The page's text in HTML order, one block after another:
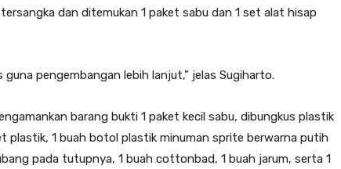
dan ditemukan 1 paket sabu dan 1 set alat hisap
guna pengembangan lebih lanjut,” jelas Sugiharto.
barang bukti 1 paket kecil sabu, dibungkus plastik
plastik, 1 buah botol plastik minuman sprite berwarna putih
pada tutupnya, 1 buah cottonbad, 1 buah jarum, serta 1